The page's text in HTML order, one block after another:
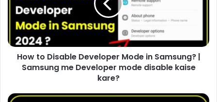
How to Disable Developer Mode in Samsung? |
Samsung me Developer mode disable kaise
kare?